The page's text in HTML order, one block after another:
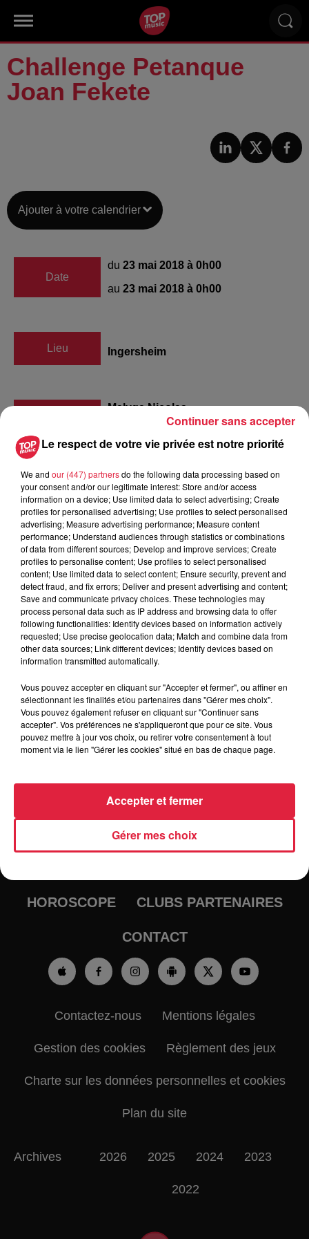
Challenge Petanque
Joan Fekete
Ajouter à votre calendrier
Date
du 23 mai 2018 à 0h00
au 23 mai 2018 à 0h00
Lieu Ingersheim
Malyga Nicolas
Tarif Gratuit
Challenge de petanque Joan Fekete à Ingersheim En 4
parties montée/descente. Samedi 26 mai à partir de 13:00
Triblette montée 15€ Incriptions sur place, ou en pré
inscription NiKo Mgl Jet du bouchon a 13h45. Petite
restauration sur place Venez nombreux !
RADIO INFOS
TRAQUEURS D'EMPLOI
HOROSCOPE CLUBS PARTENAIRES
CONTACT
Contactez-nous Mentions légales
Gestion des cookies Règlement des jeux
Charte sur les données personnelles et cookies
Plan du site
Archives 2026 2025 2024 2023
2022
Le respect de votre vie privée est notre priorité
We and our (447) partnersdo the following data processing based on
your consent and/or our legitimate interest: Store and/or access
information on a device; Use limited data to select advertising; Create
profiles for personalised advertising; Use profiles to select personalised
advertising; Measure advertising performance; Measure content
performance; Understand audiences through statistics or combinations
of data from different sources; Develop and improve services; Create
profiles to personalise content; Use profiles to select personalised
content; Use limited data to select content; Ensure security, prevent and
detect fraud, and fix errors; Deliver and present advertising and content;
Save and communicate privacy choices. These technologies may
process personal data such as IP address and browsing data to offer
following functionalities: Identify devices based on information actively
requested; Use precise geolocation data; Match and combine data from
other data sources; Link different devices; Identify devices based on
information transmitted automatically.
Vous pouvez accepter en cliquant sur "Accepter et fermer", ou affiner en
sélectionnant les finalités et/ou partenaires dans "Gérer mes choix".
Vous pouvez également refuser en cliquant sur "Continuer sans
accepter". Vos préférences ne s'appliqueront que pour ce site. Vous
pouvez mettre à jour vos choix, ou retirer votre consentement à tout
moment via le lien "Gérer les cookies" situé en bas de chaque page.
Gérer mes choix
Accepter et fermer
Continuer sans accepter